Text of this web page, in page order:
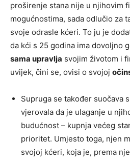
proširenje stana nije u njihovim
mogućnostima, sada odlučio za
svoje odrasle kćeri. To ju je
da kći s 25 godina ima dovoljno
sama upravlja svojim životom i
uvijek, čini se, ovisi o svojoj
Supruga se također suočava s
vjerovala da je ulaganje u
budućnost – kupnja većeg
prioritet. Umjesto toga, njen
svojoj kćeri, koja je, prema